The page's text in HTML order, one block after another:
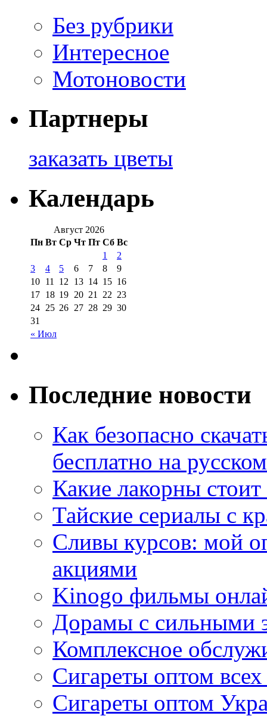
Без рубрики
Интересное
Мотоновости
Партнеры
заказать цветы
Календарь
Август 2026
Пн Вт Ср Чт Пт Сб Вс
« Июл
1
2
3
4 5 6 7 8
9
10 11 12 13 14 15 16
17 18 19 20 21 22 23
24 25 26 27 28 29 30
31
Последние новости
Как безопасно
бесплатно на
Какие лакорны
Тайские сериалы с
Сливы курсов: мой
акциями
Kinogo фильмы
Дорамы с сильными
Комплексное
Сигареты оптом
Сигареты оптом